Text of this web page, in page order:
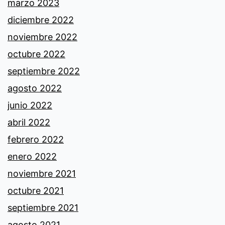
marzo 2023
diciembre 2022
noviembre 2022
octubre 2022
septiembre 2022
agosto 2022
junio 2022
abril 2022
febrero 2022
enero 2022
noviembre 2021
octubre 2021
septiembre 2021